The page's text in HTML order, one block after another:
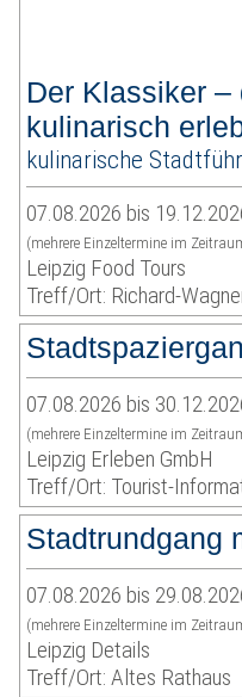
Der Klassiker
kulinarisch
kulinarische
07.08.2026 bis
(mehrere Einzeltermine im
Leipzig Food Tours
Treff/Ort: Richard-
07.08.2026 bis
(mehrere Einzeltermine im
Leipzig Erleben GmbH
Treff/Ort: Tourist-
Stadtrundgang
07.08.2026 bis
(mehrere Einzeltermine im
Leipzig Details
Treff/Ort: Altes Rathaus